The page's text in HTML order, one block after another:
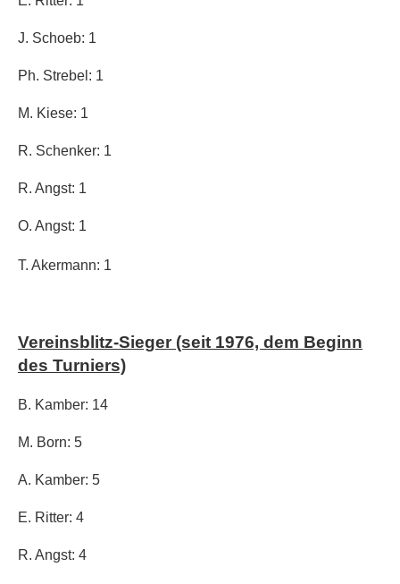
J. Schoeb: 1
Ph. Strebel: 1
M. Kiese: 1
R. Schenker: 1
R. Angst: 1
O. Angst: 1
T. Akermann: 1
Vereinsblitz-Sieger (seit 1976, dem Beginn
des Turniers)
B. Kamber: 14
M. Born: 5
A. Kamber: 5
E. Ritter: 4
R. Angst: 4